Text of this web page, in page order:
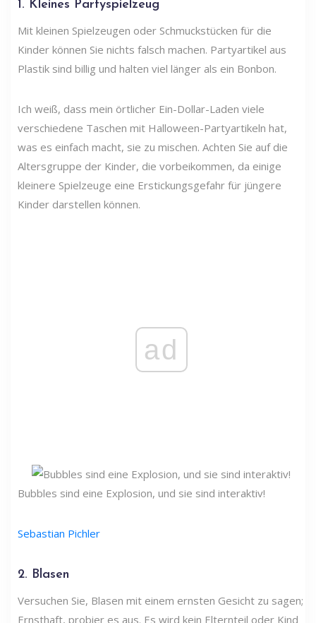
1. Kleines Partyspielzeug
Mit kleinen Spielzeugen oder Schmuckstücken für die
Kinder können Sie nichts falsch machen. Partyartikel aus
Plastik sind billig und halten viel länger als ein Bonbon.
Ich weiß, dass mein örtlicher Ein-Dollar-Laden viele
verschiedene Taschen mit Halloween-Partyartikeln hat,
was es einfach macht, sie zu mischen. Achten Sie auf die
Altersgruppe der Kinder, die vorbeikommen, da einige
kleinere Spielzeuge eine Erstickungsgefahr für jüngere
Kinder darstellen können.
ad
Bubbles sind eine Explosion, und sie sind interaktiv!
Sebastian Pichler
2. Blasen
Versuchen Sie, Blasen mit einem ernsten Gesicht zu sagen;
Ernsthaft, probier es aus. Es wird kein Elternteil oder Kind